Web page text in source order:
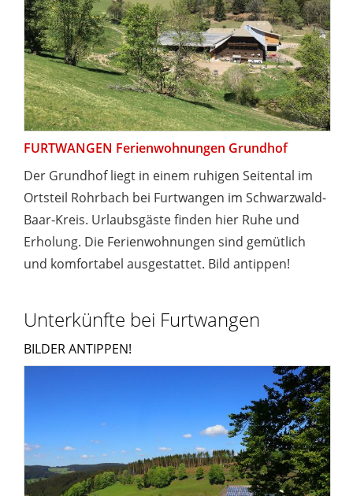
FURTWANGEN Ferienwohnungen Grundhof
Der Grundhof liegt in einem ruhigen Seitental im
Ortsteil Rohrbach bei Furtwangen im Schwarzwald-
Baar-Kreis. Urlaubsgäste finden hier Ruhe und
Erholung. Die Ferienwohnungen sind gemütlich
und komfortabel ausgestattet. Bild antippen!
Unterkünfte bei Furtwangen
BILDER ANTIPPEN!